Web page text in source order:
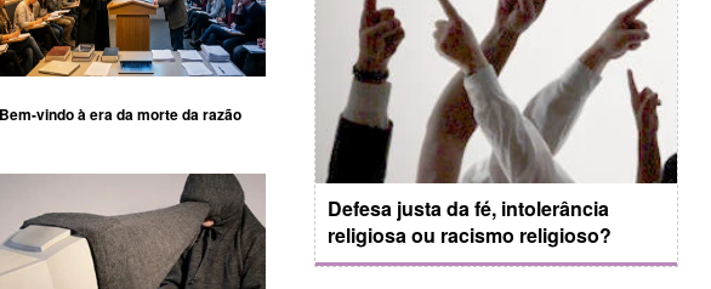
Bem-vindo à era da morte da razão
Defesa justa da fé, intolerância
religiosa ou racismo religioso?